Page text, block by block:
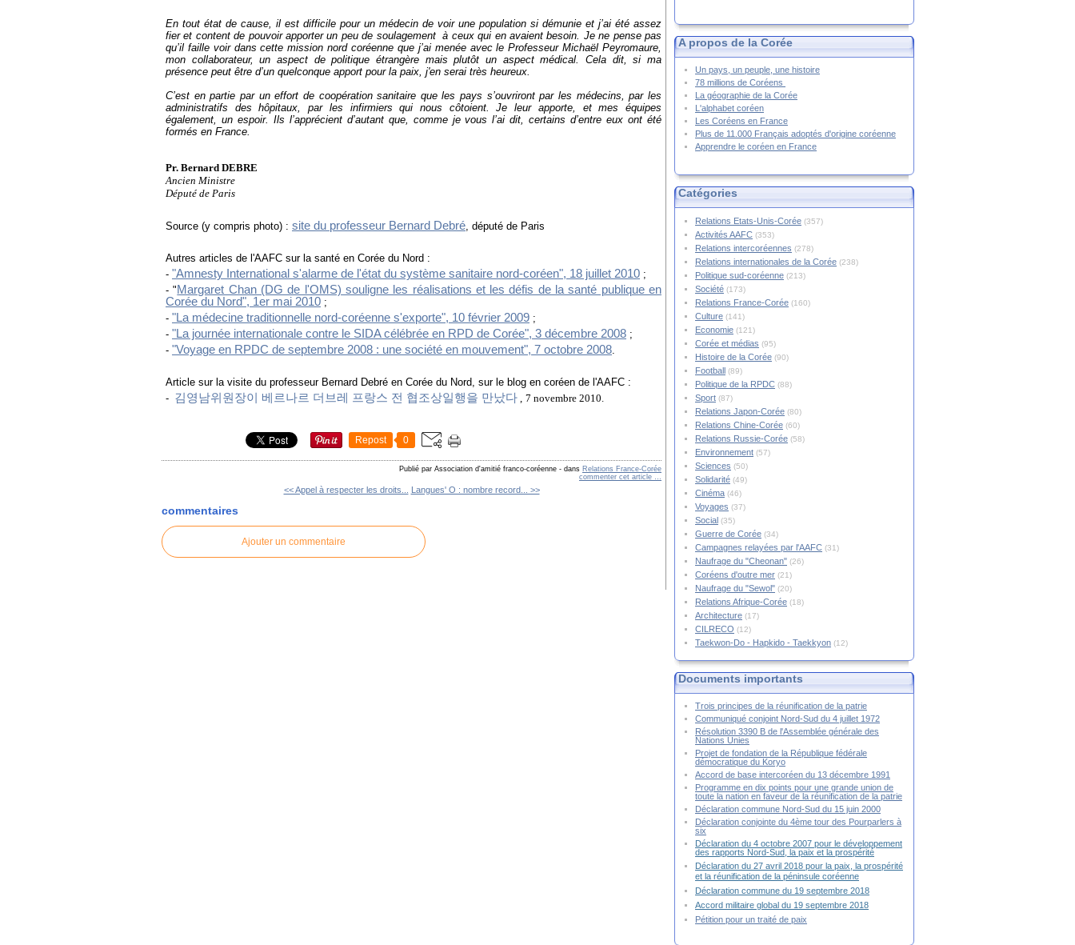
En tout état de cause, il est difficile pour un médecin de voir une population si démunie et j’ai été assez
fier et content de pouvoir apporter un peu de soulagement à ceux qui en avaient besoin. Je ne pense pas
qu’il faille voir dans cette mission nord coréenne que j’ai menée avec le Professeur Michaël Peyromaure,
mon collaborateur, un aspect de politique étrangère mais plutôt un aspect médical. Cela dit, si ma
présence peut être d’un quelconque apport pour la paix, j'en serai très heureux.
C’est en partie par un effort de coopération sanitaire que les pays s’ouvriront par les médecins, par les
administratifs des hôpitaux, par les infirmiers qui nous côtoient. Je leur apporte, et mes équipes
également, un espoir. Ils l’apprécient d’autant que, comme je vous l’ai dit, certains d’entre eux ont été
formés en France.
Pr. Bernard DEBRE
Ancien Ministre
Député de Paris
Source (y compris photo) : site du professeur Bernard Debré, député de Paris
Autres articles de l'AAFC sur la santé en Corée du Nord :
- "Amnesty International s'alarme de l'état du système sanitaire nord-coréen", 18 juillet 2010 ;
- " Margaret Chan (DG de l'OMS) souligne les réalisations et les défis de la santé publique en
Corée du Nord", 1er mai 2010 ;
- "La médecine traditionnelle nord-coréenne s'exporte", 10 février 2009 ;
- "La journée internationale contre le SIDA célébrée en RPD de Corée", 3 décembre 2008 ;
- "Voyage en RPDC de septembre 2008 : une société en mouvement", 7 octobre 2008.
Article sur la visite du professeur Bernard Debré en Corée du Nord, sur le blog en coréen de l'AAFC :
- 김영남위원장이 베르나르 더브레 프랑스 전 협조상일행을 만났다 , 7 novembre 2010.
Repost 0
Publié par Association d'amitié franco-coréenne - dans Relations France-Corée
commenter cet article …
<< Appel à respecter les droits... Langues' O : nombre record... >>
commentaires
Ajouter un commentaire
A propos de la Corée
Un pays, un peuple, une histoire
78 millions de Coréens
La géographie de la Corée
L'alphabet coréen
Les Coréens en France
Plus de 11.000 Français adoptés d'origine coréenne
Apprendre le coréen en France
Catégories
Relations Etats-Unis-Corée (357)
Activités AAFC (353)
Relations intercoréennes (278)
Relations internationales de la Corée (238)
Politique sud-coréenne (213)
Société (173)
Relations France-Corée (160)
Culture (141)
Economie (121)
Corée et médias (95)
Histoire de la Corée (90)
Football (89)
Politique de la RPDC (88)
Sport (87)
Relations Japon-Corée (80)
Relations Chine-Corée (60)
Relations Russie-Corée (58)
Environnement (57)
Sciences (50)
Solidarité (49)
Cinéma (46)
Voyages (37)
Social (35)
Guerre de Corée (34)
Campagnes relayées par l'AAFC (31)
Naufrage du "Cheonan" (26)
Coréens d'outre mer (21)
Naufrage du "Sewol" (20)
Relations Afrique-Corée (18)
Architecture (17)
CILRECO (12)
Taekwon-Do - Hapkido - Taekkyon (12)
Documents importants
Trois principes de la réunification de la patrie
Communiqué conjoint Nord-Sud du 4 juillet 1972
Résolution 3390 B de l'Assemblée générale des
Nations Unies
Projet de fondation de la République fédérale
démocratique du Koryo
Accord de base intercoréen du 13 décembre 1991
Programme en dix points pour une grande union de
toute la nation en faveur de la réunification de la patrie
Déclaration commune Nord-Sud du 15 juin 2000
Déclaration conjointe du 4ème tour des Pourparlers à
six
Déclaration du 4 octobre 2007 pour le développement
des rapports Nord-Sud, la paix et la prospérité
Déclaration du 27 avril 2018 pour la paix, la prospérité
et la réunification de la péninsule coréenne
Déclaration commune du 19 septembre 2018
Accord militaire global du 19 septembre 2018
Pétition pour un traité de paix